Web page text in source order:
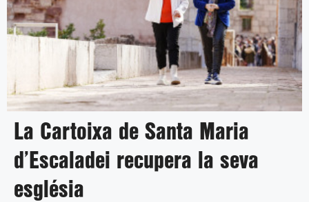
La Cartoixa de Santa Maria
d’Escaladei recupera la seva
església